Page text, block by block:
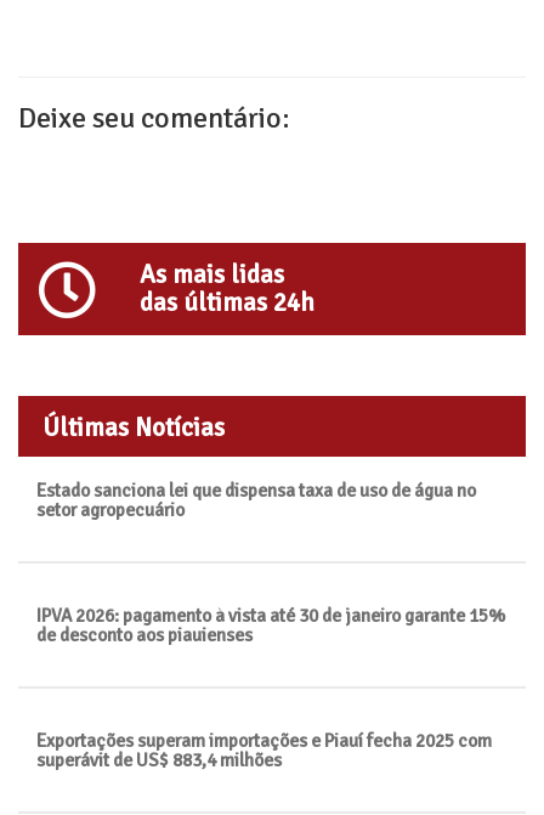
Deixe seu comentário:
As mais lidas
das últimas 24h
Últimas Notícias
Estado sanciona lei que dispensa taxa de uso de água no
setor agropecuário
IPVA 2026: pagamento à vista até 30 de janeiro garante 15%
de desconto aos piauienses
Exportações superam importações e Piauí fecha 2025 com
superávit de US$ 883,4 milhões